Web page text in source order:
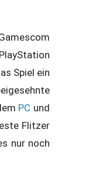
Spiel ein
PC und
Flitzer
nur noch